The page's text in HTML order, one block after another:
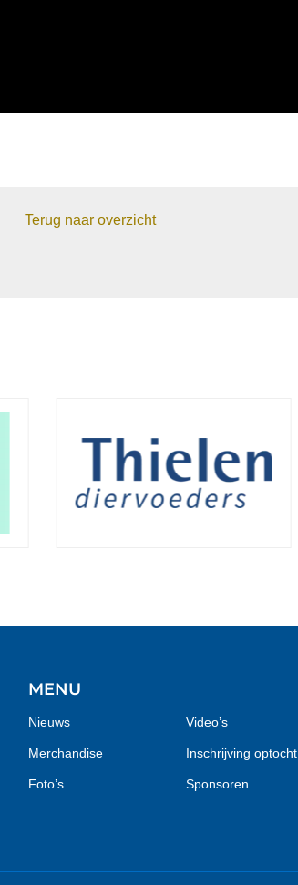
Terug naar overzicht
MENU
Nieuws
Merchandise
Foto’s
Video’s
Inschrijving optocht
Sponsoren